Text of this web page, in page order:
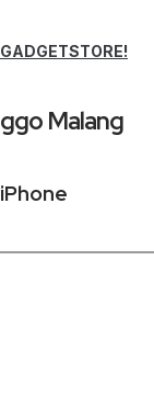
Malang